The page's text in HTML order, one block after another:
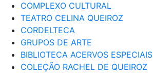
COMPLEXO CULTURAL
TEATRO CELINA QUEIROZ
CORDELTECA
GRUPOS DE ARTE
BIBLIOTECA ACERVOS ESPECIAIS
COLEÇÃO RACHEL DE QUEIROZ